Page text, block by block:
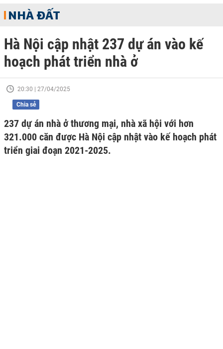
NHÀ ĐẤT
Hà Nội cập nhật 237 dự án vào kế
hoạch phát triển nhà ở
20:30 | 27/04/2025
Chia sẻ
237 dự án nhà ở thương mại, nhà xã hội với hơn
321.000 căn được Hà Nội cập nhật vào kế hoạch phát
triển giai đoạn 2021-2025.